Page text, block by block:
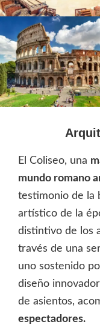
El Coliseo, una
mundo romano
testimonio de la
artístico de la
distintivo de los
través de una
uno sostenido
diseño
de asientos,
espectadores.